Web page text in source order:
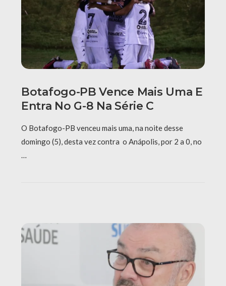
Botafogo-PB Vence Mais Uma E
Entra No G-8 Na Série C
O Botafogo-PB venceu mais uma, na noite desse
domingo (5), desta vez contra o Anápolis, por 2 a 0, no
…